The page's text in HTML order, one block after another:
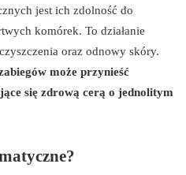
jest ich zdolność do
komórek. To działanie
oraz odnowy skóry.
może przynieść
się zdrową cerą o jednolitym